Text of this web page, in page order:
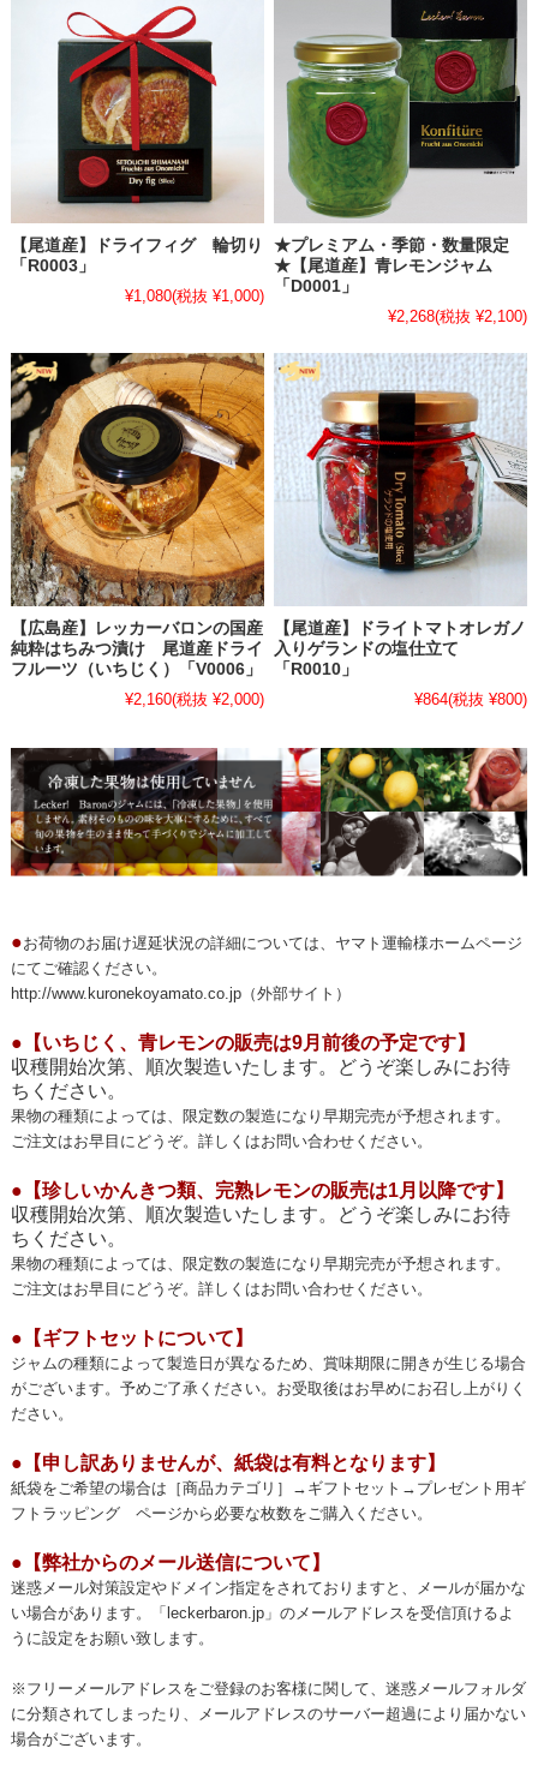
店終了のお礼】
ゆめタウン徳島にて開催の【隠れた銘店を発掘！ゆめとくパンマルシ
ェ】での出店が無事終了しました。
初出店させていただいた徳島県でしたが、ご来場いただいた皆様、今
回初めて興味を持ってお話しさせていただけた方、ご関係者様に心か
ら感謝申し上げます。まことにありがとうございました。
2025.4.30
【ゆめタウン徳島「隠れた銘店を発掘！ゆめとくパンマルシェ」参
加のお知らせ】
2025年04月26日(土) から04月27日(日) の間、ゆめタウン徳島 1F セ
ントラルコート・1F ウエストコートにて開催される
（入場無料）
四国初出店！ぜひお気軽にお立ち寄りいただければ嬉しいです。
（この間は誠に勝手ながらネット受付・発送業務は臨時休業とさせて
いただきます。予めご了承ください。）
▶▶▶詳しくは、ゆめタウン徳島様公式サイトページをご確認くださ
い（外部サイト）
2025.4.20
・【2025年ゴールデンウイーク休業日のお知らせ】
いつもLecker! Baronオンラインショップをご愛用いただきまして誠に
ありがとうございます。
誠に勝手ながら、2025年4月24日（木）～2025年5月7日（水）まで、
（土）、4月27日（日）は徳島県でイベント出店します。詳細は追っ
てお知らせいたします。
▶▶▶ゴールデンウィーク休業のお知らせ
2025.4.16
・【大変お待たせいたしました！広島県、瀬戸内尾道産のいちごを
広島県、瀬戸内尾道で太陽と海風を浴びて栽培されたいちごを贅沢に
まるごと使用したいちごジャムシリーズが、少しですができあがりま
した！
果実がごろごろしていて豪華なので、おもてなしにも最適です。どう
ぞお試しください。
▶▶▶ジャム・コンフィチュール→いちご 2025.4.11
・【長らくお待たせいたしました！広島県、瀬戸内尾道産のレモンを
たっぷりまるごと使用した「完熟レモンジャム、せとか、不知火のジ
ャム」ができあがりました】
広島県、瀬戸内尾道産の「防腐剤・ワックス不使用」完熟のレモンを
ペクチンや香料など、余計なものを一切使わずレモンと砂糖のみで、
水もまったく入れずに作った濃厚なジャムです。
どうぞお試しください。
▶▶▶
ジャム・コンフィチュール→レモン
▶▶▶ジャム・コンフィチュール→珍しい柑橘類
★お待たせ致しました。瀬戸内の光と海風を浴びて栽培された希少な
尾道産のキウイフルーツと完熟レモンのジャムができあがりました。
ぜひご賞味ください。
ら
2025.2.12
【尾道産】ドライフィグ 輪切り
「R0003」
¥1,080(税抜 ¥1,000)
★プレミアム・季節・数量限定
★【尾道産】青レモンジャム
「D0001」
¥2,268(税抜 ¥2,100)
【広島産】レッカーバロンの国産
純粋はちみつ漬け 尾道産ドライ
フルーツ（いちじく）「V0006」
¥2,160(税抜 ¥2,000)
【尾道産】ドライトマトオレガノ
入りゲランドの塩仕立て
「R0010」
¥864(税抜 ¥800)
●お荷物のお届け遅延状況の詳細については、ヤマト運輸様ホームページ
にてご確認ください。
http://www.kuronekoyamato.co.jp（外部サイト）
● 【いちじく、青レモンの販売は9月前後の予定です】
収穫開始次第、順次製造いたします。どうぞ楽しみにお待
ちください。
果物の種類によっては、限定数の製造になり早期完売が予想されます。
ご注文はお早目にどうぞ。詳しくはお問い合わせください。
● 【珍しいかんきつ類、完熟レモンの販売は1月以降です】
収穫開始次第、順次製造いたします。どうぞ楽しみにお待
ちください。
果物の種類によっては、限定数の製造になり早期完売が予想されます。
ご注文はお早目にどうぞ。詳しくはお問い合わせください。
● 【ギフトセットについて】
ジャムの種類によって製造日が異なるため、賞味期限に開きが生じる場合
がございます。予めご了承ください。お受取後はお早めにお召し上がりく
ださい。
● 【申し訳ありませんが、紙袋は有料となります】
紙袋をご希望の場合は［商品カテゴリ］→ギフトセット→プレゼント用ギ
フトラッピング ページから必要な枚数をご購入ください。
● 【弊社からのメール送信について】
迷惑メール対策設定やドメイン指定をされておりますと、メールが届かな
い場合があります。
「leckerbaron.jp」のメールアドレスを受信頂けるよ
うに設定をお願い致します。
※フリーメールアドレスをご登録のお客様に関して、迷惑メールフォルダ
に分類されてしまったり、メールアドレスのサーバー超過により届かない
場合がございます。